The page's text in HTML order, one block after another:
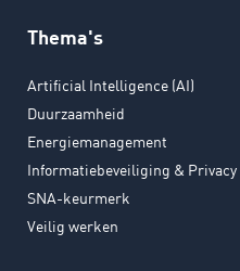
Thema's
Artificial Intelligence (AI)
Duurzaamheid
Energiemanagement
Informatiebeveiliging & Privacy
SNA-keurmerk
Veilig werken